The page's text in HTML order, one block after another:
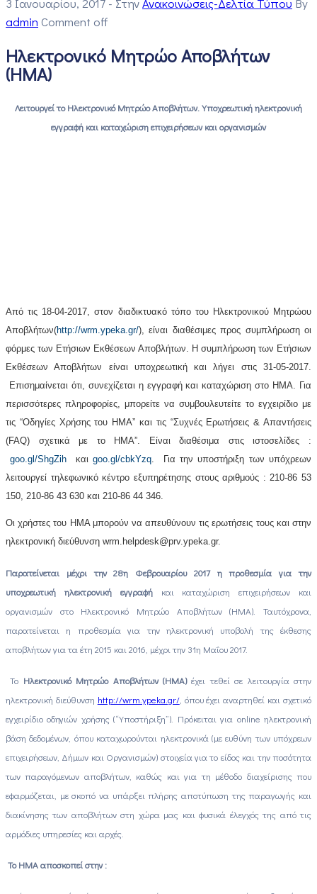
admin Comment off
Ηλεκτρονικό Μητρώο Αποβλήτων
(ΗΜΑ)
Λειτουργεί το Ηλεκτρονικό Μητρώο Αποβλήτων. Υποχρεωτική ηλεκτρονική
εγγραφή και καταχώριση επιχειρήσεων και οργανισμών
Από τις 18-04-2017, στον διαδικτυακό τόπο του Ηλεκτρονικού Μητρώου
Αποβλήτων(http://wrm.ypeka.gr/) , είναι διαθέσιμες προς συμπλήρωση οι
φόρμες των Ετήσιων Εκθέσεων Αποβλήτων.
Η συμπλήρωση των Ετήσιων
Εκθέσεων Αποβλήτων είναι υποχρεωτική και λήγει στις 31-05-2017.
Επισημαίνεται ότι, συνεχίζεται η εγγραφή και καταχώριση στο ΗΜΑ. Για
περισσότερες πληροφορίες, μπορείτε να συμβουλευτείτε το εγχειρίδιο με
τις “Οδηγίες Χρήσης του ΗΜΑ” και τις “Συχνές Ερωτήσεις & Απαντήσεις
(FAQ) σχετικά με το ΗΜΑ”. Είναι διαθέσιμα στις ιστοσελίδες :
goo.gl/ShgZih καιgoo.gl/cbkYzq . Για την υποστήριξη των υπόχρεων
λειτουργεί τηλεφωνικό κέντρο εξυπηρέτησης στους αριθμούς : 210-86 53
150, 210-86 43 630 και 210-86 44 346.
Οι χρήστες του ΗΜΑ μπορούν να απευθύνουν τις ερωτήσεις τους και στην
ηλεκτρονική διεύθυνση wrm.helpdesk@prv.ypeka.gr.
Παρατείνεται μέχρι την 28η Φεβρουαρίου 2017 η προθεσμία για την
υποχρεωτική ηλεκτρονική εγγραφήκαι καταχώριση επιχειρήσεων και
οργανισμών στο Ηλεκτρονικό Μητρώο Αποβλήτων (ΗΜΑ). Ταυτόχρονα,
παρατείνεται η προθεσμία για την ηλεκτρονική υποβολή της έκθεσης
αποβλήτων για τα έτη 2015 και 2016, μέχρι την 31η Μαΐου 2017.
Το Ηλεκτρονικό Μητρώο Αποβλήτων (ΗΜΑ)έχει τεθεί σε λειτουργία στην
ηλεκτρονική διεύθυνση http://wrm.ypeka.gr/, όπου έχει αναρτηθεί και σχετικό
εγχειρίδιο οδηγιών χρήσης (“Υποστήριξη”). Πρόκειται για online ηλεκτρονική
βάση δεδομένων, όπου καταχωρούνται ηλεκτρονικά (με ευθύνη των υπόχρεων
επιχειρήσεων, Δήμων και Οργανισμών) στοιχεία για το είδος και την ποσότητα
των παραγόμενων αποβλήτων, καθώς και για τη μέθοδο διαχείρισης που
εφαρμόζεται, με σκοπό να υπάρξει πλήρης αποτύπωση της παραγωγής και
διακίνησης των αποβλήτων στη χώρα μας και φυσικά έλεγχός της από τις
αρμόδιες υπηρεσίες και αρχές.
Το ΗΜΑ αποσκοπεί στην :